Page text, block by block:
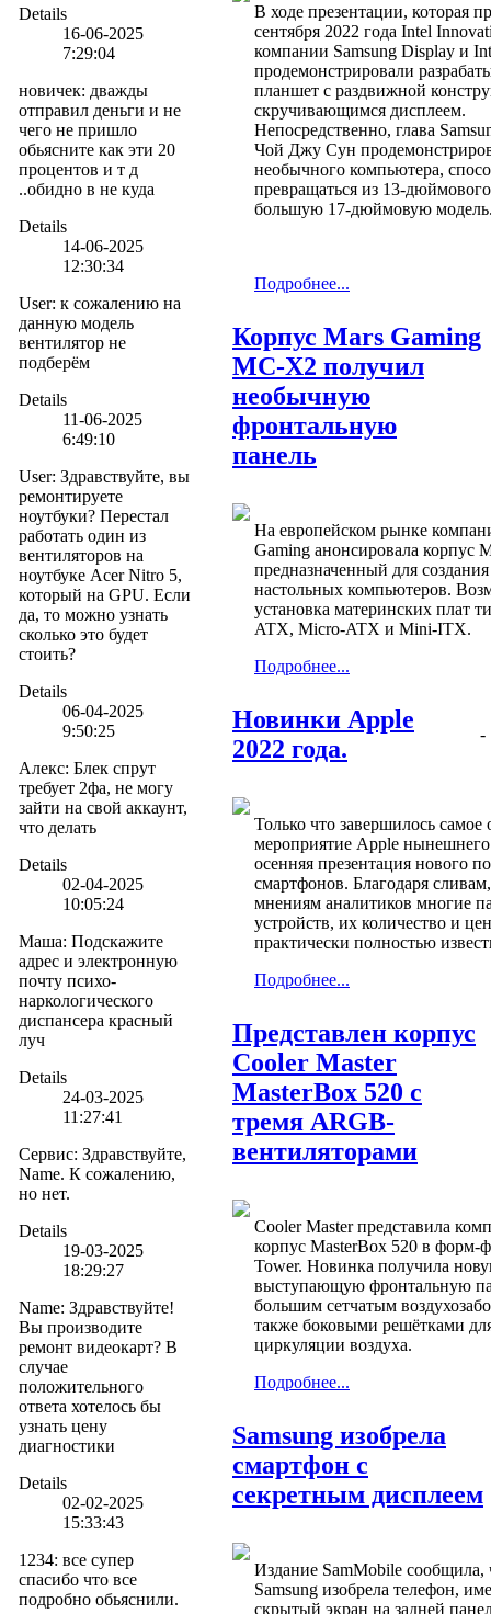
Details
16-06-2025
7:29:04
новичек: дважды
отправил деньги и не
чего не пришло
обьясните как эти 20
процентов и т д
..обидно в не куда
Details
14-06-2025
12:30:34
User: к сожалению на
данную модель
вентилятор не
подберём
Details
11-06-2025
6:49:10
User: Здравствуйте, вы
ремонтируете
ноутбуки? Перестал
работать один из
вентиляторов на
ноутбуке Acer Nitro 5,
который на GPU. Если
да, то можно узнать
сколько это будет
стоить?
Details
06-04-2025
9:50:25
Алекс: Блек спрут
требует 2фа, не могу
зайти на свой аккаунт,
что делать
Details
02-04-2025
10:05:24
Маша: Подскажите
адрес и электронную
почту психо-
наркологического
диспансера красный
луч
Details
24-03-2025
11:27:41
Сервис: Здравствуйте,
Name. К сожалению,
но нет.
Details
19-03-2025
18:29:27
Name: Здравствуйте!
Вы производите
ремонт видеокарт? В
случае
положительного
ответа хотелось бы
узнать цену
диагностики
Details
02-02-2025
15:33:43
1234: все супер
спасибо что все
подробно обьяснили.
В ходе презентации, которая
сентября 2022 года Intel
компании Samsung Display и
продемонстрировали
планшет с раздвижной
скручивающимся дисплеем.
Непосредственно, глава
Чой Джу Сун
необычного компьютера,
превращаться из 13-
большую 17-дюймовую
Подробнее...
Корпус Mars Gaming
MC-X2 получил
необычную
фронтальную
панель
На европейском рынке
Gaming анонсировала корпус
предназначенный для
настольных компьютеров.
установка материнских плат
ATX, Micro-ATX и Mini-ITX.
Подробнее...
Новинки Apple
2022 года.
-
Только что завершилось самое
мероприятие Apple нынешнего
осенняя презентация нового
смартфонов. Благодаря
мнениям аналитиков многие
устройств, их количество и
практически полностью
Подробнее...
Представлен корпус
Cooler Master
MasterBox 520 с
тремя ARGB-
вентиляторами
Cooler Master представила
корпус MasterBox 520 в форм-
Tower. Новинка получила
выступающую фронтальную
большим сетчатым
также боковыми решётками
циркуляции воздуха.
Подробнее...
Samsung изобрела
смартфон с
секретным дисплеем
Издание SamMobile сообщила,
Samsung изобрела телефон,
скрытый экран на задней